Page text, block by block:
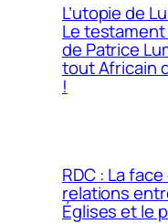
L’utopie de
Le
de Patrice
tout Africain
!
RDC : La
relations
Églises et le